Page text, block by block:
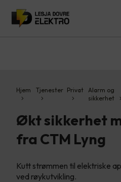
Hjem Tjenester Privat
Alarm og
sikkerhet
Økt sikkerhet
fra CTM Lyng
Kutt strømmen til elektriske
ved røykutvikling.